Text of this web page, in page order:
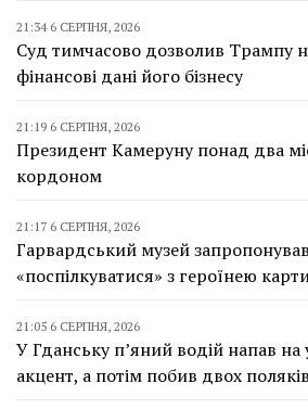
21:34 6 СЕРПНЯ, 2026
Суд тимчасово дозволив Трампу
фінансові дані його бізнесу
21:19 6 СЕРПНЯ, 2026
Президент Камеруну понад два
кордоном
21:17 6 СЕРПНЯ, 2026
Гарвардський музей
«поспілкуватися» з героїнею
21:05 6 СЕРПНЯ, 2026
У Гданську п’яний водій напав на
акцент, а потім побив двох поляків